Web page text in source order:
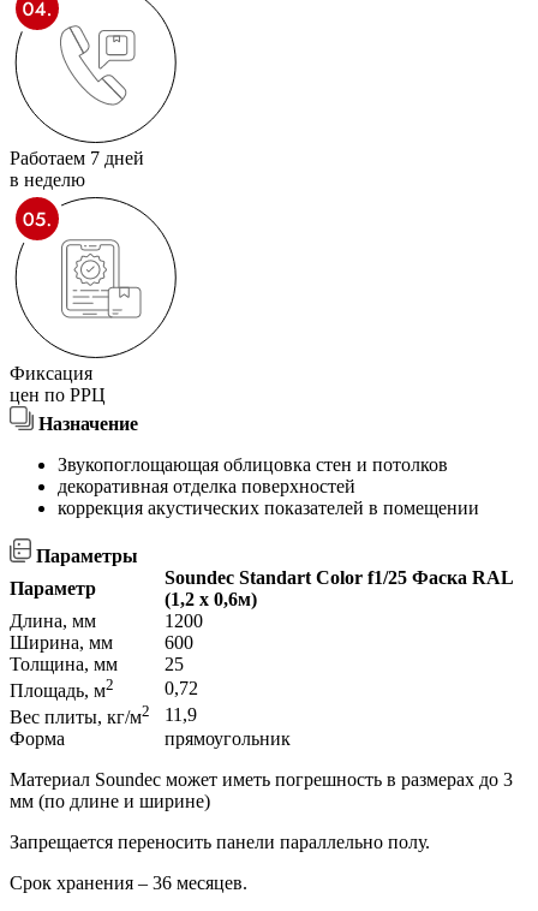
Работаем 7 дней
в неделю
Фиксация
цен по РРЦ
Назначение
Звукопоглощающая облицовка стен и потолков
декоративная отделка поверхностей
коррекция акустических показателей в помещении
Параметры
Параметр
Soundec Standart Color f1/25 Фаска RAL
(1,2 x 0,6м)
Длина, мм
1200
Ширина, мм
600
Толщина, мм
25
Площадь, м2
0,72
Вес плиты, кг/м2
11,9
Форма
прямоугольник
Материал Soundec может иметь погрешность в размерах до 3
мм (по длине и ширине)
Запрещается переносить панели параллельно полу.
Срок хранения – 36 месяцев.